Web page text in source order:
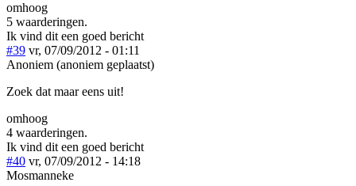
omhoog
5 waarderingen.
Ik vind dit een goed bericht
#39 vr, 07/09/2012 - 01:11
Anoniem (anoniem geplaatst)
Zoek dat maar eens uit!
omhoog
4 waarderingen.
Ik vind dit een goed bericht
#40 vr, 07/09/2012 - 14:18
Mosmanneke